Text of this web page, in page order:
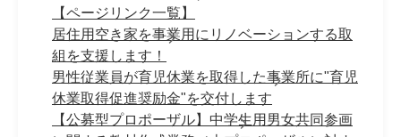
【ページリンク一覧】
居住用空き家を事業用にリノベーションする取
組を支援します！
男性従業員が育児休業を取得した事業所に"育児
休業取得促進奨励金"を交付します
【公募型プロポーザル】中学生用男女共同参画